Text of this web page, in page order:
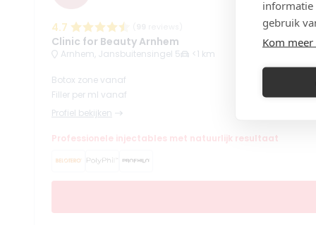
informatie
gebruik
Kom
4.7
Clinic for Beauty Arnhem
Arnhem, Jansbuitensingel 5 <1 km
Botox zone vanaf
Filler per ml vanaf
Profiel bekijken
Professionele injectables met natuurlijk resultaat